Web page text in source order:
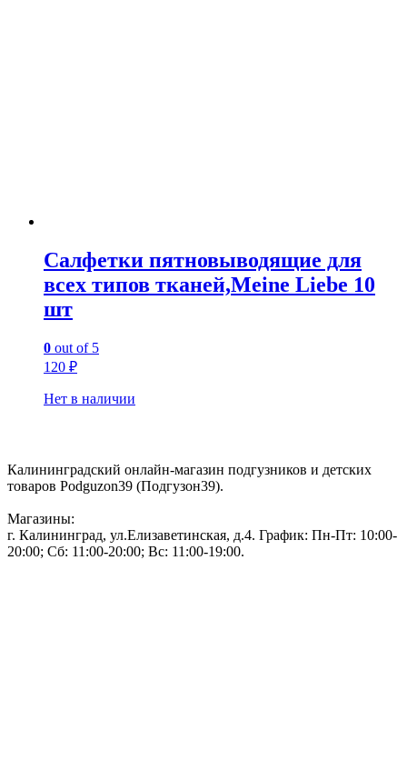
Салфетки пятновыводящие для
всех типов тканей,Meine Liebe 10
шт
0 out of 5
120 ₽
Нет в наличии
Калининградский онлайн-магазин подгузников и детских
товаров Podguzon39 (Подгузон39).
Магазины:
г. Калининград, ул.Елизаветинская, д.4. График: Пн-Пт: 10:00-
20:00; Сб: 11:00-20:00; Вс: 11:00-19:00.